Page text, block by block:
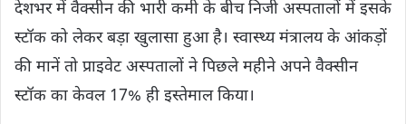
देशभर में वैक्सीन की भारी कमी के बीच निजी अस्पतालों में इसके
स्टॉक को लेकर बड़ा खुलासा हुआ है। स्वास्थ्य मंत्रालय के आंकड़ों
की मानें तो प्राइवेट अस्पतालों ने पिछले महीने अपने वैक्सीन
स्टॉक का केवल 17% ही इस्तेमाल किया।